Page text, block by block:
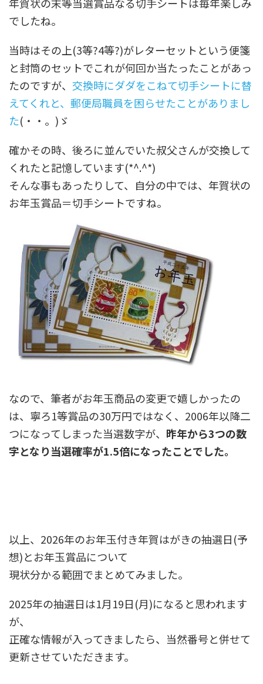
でしたね。
当時はその上(3等?4等?)がレターセットという便箋
と封筒のセットでこれが何回か当たったことがあっ
たのですが、 交換時にダダをこねて切手シートに替
えてくれと、郵便局職員を困らせたことがありまし
た(・・。)ゞ
確かその時、後ろに並んでいた叔父さんが交換して
くれたと記憶しています(*^.^*)
そんな事もあったりして、自分の中では、年賀状の
お年玉賞品＝切手シートですね。
なので、筆者がお年玉商品の変更で嬉しかったの
は、寧ろ1等賞品の30万円ではなく、2006年以降二
つになってしまった当選数字が、 昨年から3つの数
字となり当選確率が1.5倍になったことでした。
以上、2026年のお年玉付き年賀はがきの抽選日(予
想)とお年玉賞品について
現状分かる範囲でまとめてみました。
2025年の抽選日は1月19日(月)になると思われます
が、
正確な情報が入ってきましたら、当然番号と併せて
更新させていただきます。